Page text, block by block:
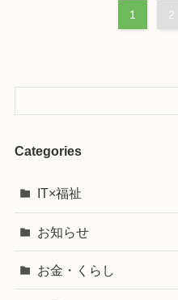
1 2
Categories
IT×福祉
お知らせ
お金・くらし